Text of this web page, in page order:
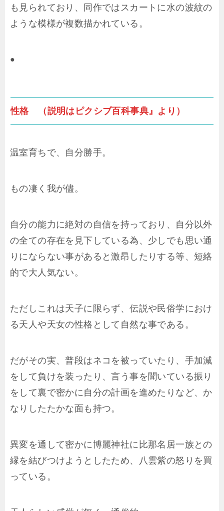
も見られており、同作ではスカートに水の波紋の
ような模様が複数描かれている。
●
性格 （説明はピクシブ百科事典』より）
温室育ちで、自分勝手。
もの凄く我が儘。
自分の能力に絶対の自信を持っており、自分以外
の全ての存在を見下している為、少しでも思い通
りにならない事があると激昂したりする等、短絡
的で大人気ない。
ただしこれは天子に限らず、伝説や民俗学におけ
る天人や天女の性格として自然な事である。
だがその実、普段はネコを被っていたり、手加減
をして負けを装ったり、言う事を聞いている振り
をして裏で密かに自分の計画を進めたりなど、か
なりしたたかな面も持つ。
異変を通して密かに博麗神社に比那名居一族との
縁を結びつけようとしたため、八雲紫の怒りを買
っている。